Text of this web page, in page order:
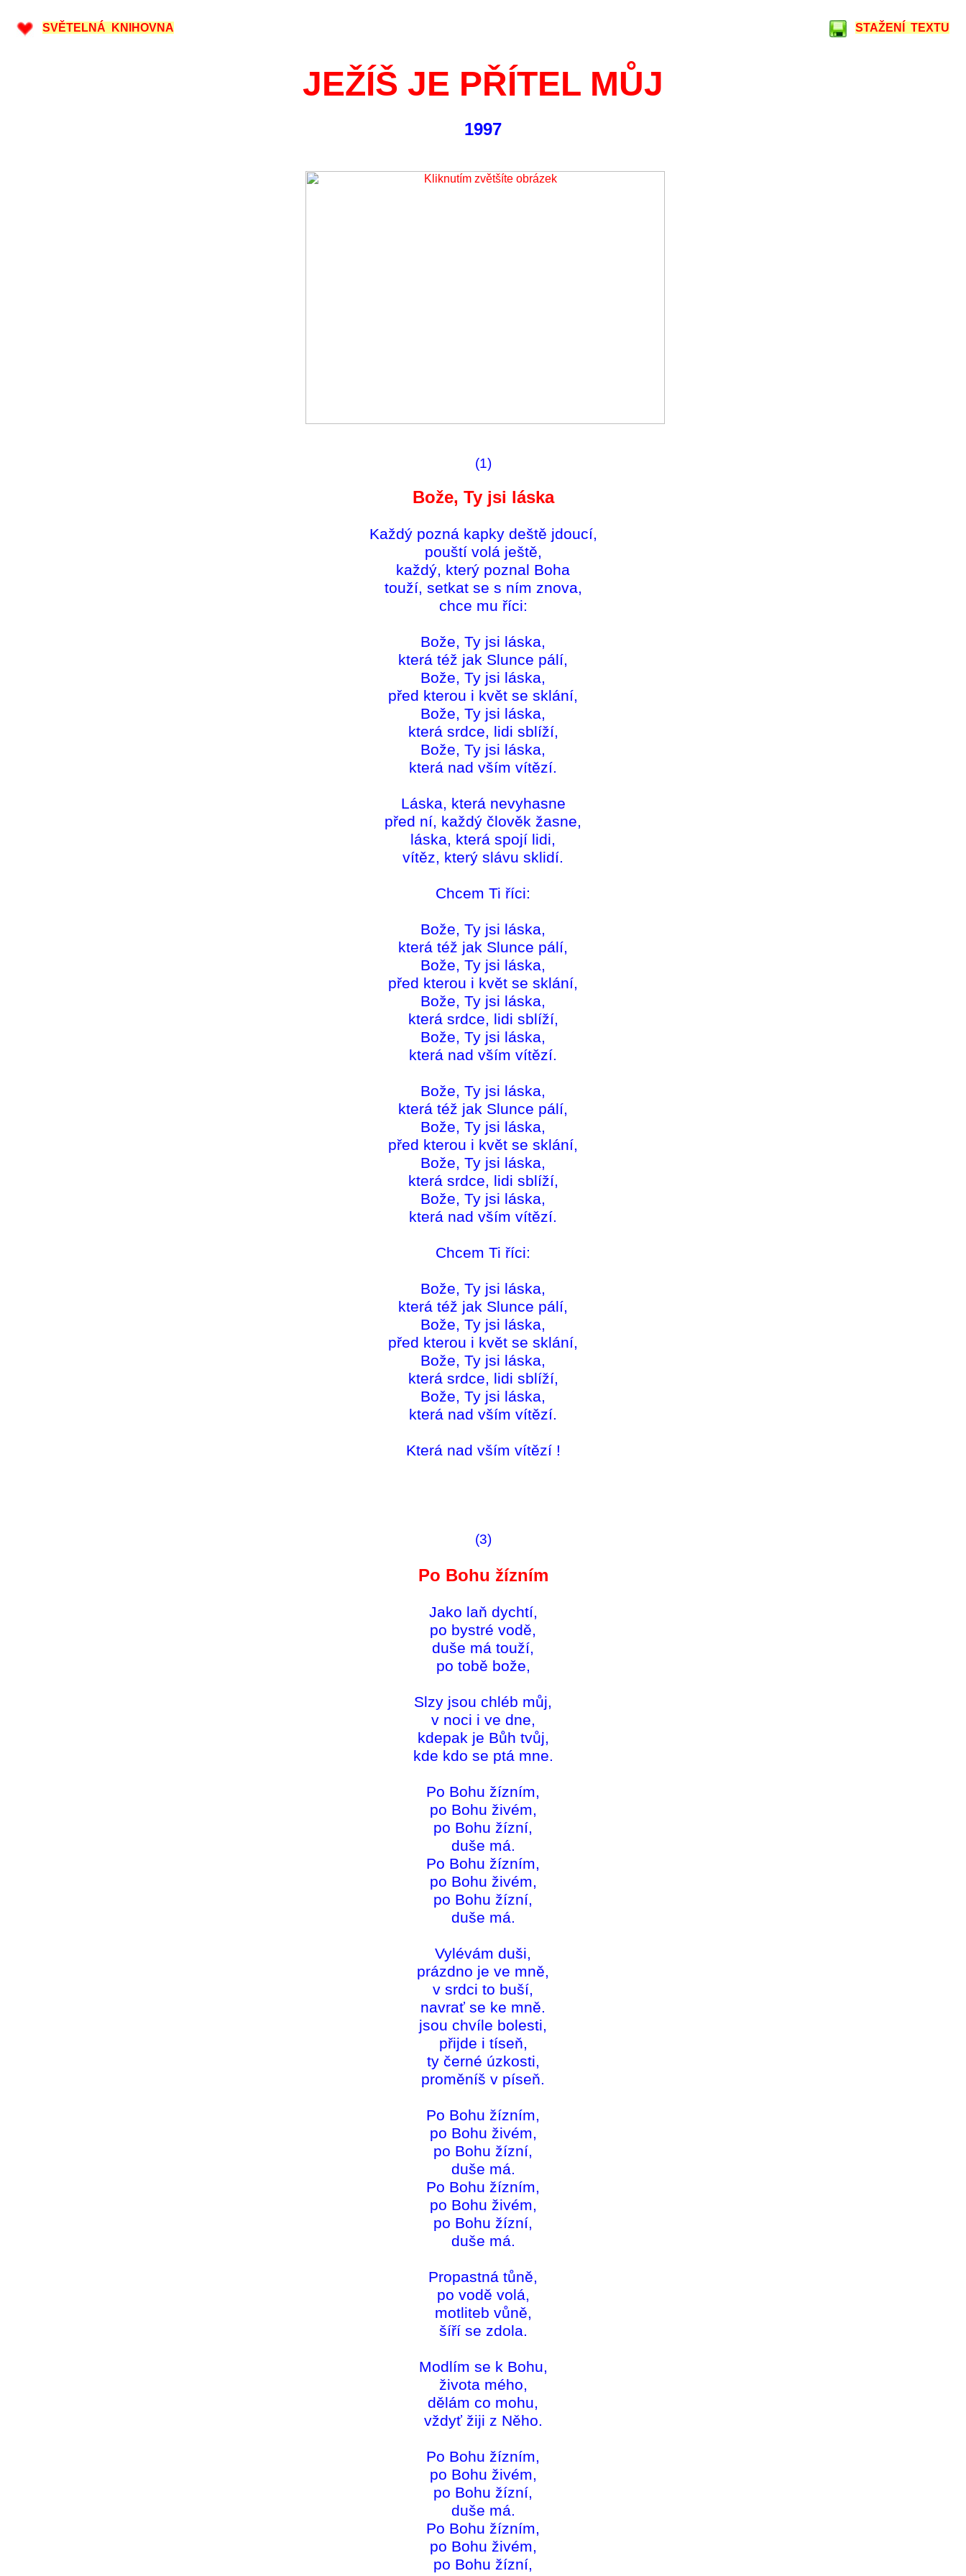
SVĚTELNÁ KNIHOVNA STAŽENÍ TEXTU
JEŽÍŠ JE PŘÍTEL MŮJ
1997
(1)
Bože, Ty jsi láska
Každý pozná kapky deště jdoucí,
pouští volá ještě,
každý, který poznal Boha
touží, setkat se s ním znova,
chce mu říci:
Bože, Ty jsi láska,
která též jak Slunce pálí,
Bože, Ty jsi láska,
před kterou i květ se sklání,
Bože, Ty jsi láska,
která srdce, lidi sblíží,
Bože, Ty jsi láska,
která nad vším vítězí.
Láska, která nevyhasne
před ní, každý člověk žasne,
láska, která spojí lidi,
vítěz, který slávu sklidí.
Chcem Ti říci:
Bože, Ty jsi láska,
která též jak Slunce pálí,
Bože, Ty jsi láska,
před kterou i květ se sklání,
Bože, Ty jsi láska,
která srdce, lidi sblíží,
Bože, Ty jsi láska,
která nad vším vítězí.
Bože, Ty jsi láska,
která též jak Slunce pálí,
Bože, Ty jsi láska,
před kterou i květ se sklání,
Bože, Ty jsi láska,
která srdce, lidi sblíží,
Bože, Ty jsi láska,
která nad vším vítězí.
Chcem Ti říci:
Bože, Ty jsi láska,
která též jak Slunce pálí,
Bože, Ty jsi láska,
před kterou i květ se sklání,
Bože, Ty jsi láska,
která srdce, lidi sblíží,
Bože, Ty jsi láska,
která nad vším vítězí.
Která nad vším vítězí !
(3)
Po Bohu žízním
Jako laň dychtí,
po bystré vodě,
duše má touží,
po tobě bože,
Slzy jsou chléb můj,
v noci i ve dne,
kdepak je Bůh tvůj,
kde kdo se ptá mne.
Po Bohu žízním,
po Bohu živém,
po Bohu žízní,
duše má.
Po Bohu žízním,
po Bohu živém,
po Bohu žízní,
duše má.
Vylévám duši,
prázdno je ve mně,
v srdci to buší,
navrať se ke mně.
jsou chvíle bolesti,
přijde i tíseň,
ty černé úzkosti,
proměníš v píseň.
Po Bohu žízním,
po Bohu živém,
po Bohu žízní,
duše má.
Po Bohu žízním,
po Bohu živém,
po Bohu žízní,
duše má.
Propastná tůně,
po vodě volá,
motliteb vůně,
šíří se zdola.
Modlím se k Bohu,
života mého,
dělám co mohu,
vždyť žiji z Něho.
Po Bohu žízním,
po Bohu živém,
po Bohu žízní,
duše má.
Po Bohu žízním,
po Bohu živém,
po Bohu žízní,